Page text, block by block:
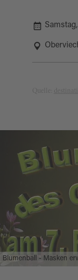
Blumenball - Masken